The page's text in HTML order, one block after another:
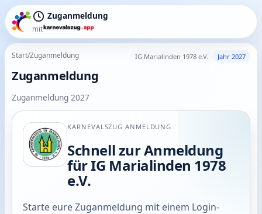
Zuganmeldung
mit
Start/Zuganmeldung
Zuganmeldung
Zuganmeldung 2027
IG Marialinden 1978 e.V. Jahr 2027
KARNEVALSZUG ANMELDUNG
Schnell zur Anmeldung
für IG Marialinden 1978
e.V.
Starte eure Zuganmeldung mit einem Login-